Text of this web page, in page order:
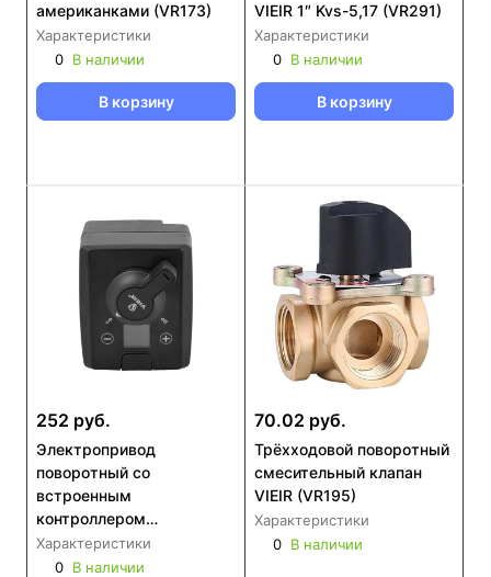
американками (VR173)
Характеристики
0 В наличии
В корзину
VIEIR 1″ Kvs-5,17 (VR291)
Характеристики
0 В наличии
В корзину
252 руб.
Электропривод
поворотный со
встроенным
контроллером
температуры VIEIR
(VR1138)
Характеристики
0 В наличии
70.02 руб.
Трёхходовой поворотный
смесительный клапан
VIEIR (VR195)
Характеристики
0 В наличии